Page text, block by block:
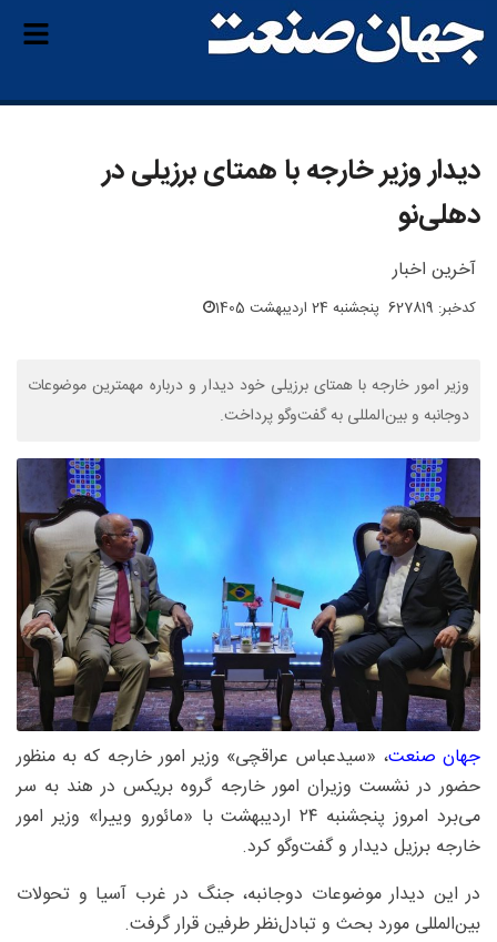
دیدار وزیر خارجه با همتای برزیلی در
دهلی‌نو
آخرین اخبار
کدخبر: 627819 پنجشنبه 24 اردیبهشت 1405
وزیر امور خارجه با همتای برزیلی خود دیدار و درباره مهمترین موضوعات
دوجانبه و بین‌المللی به گفت‌وگو پرداخت.
جهان صنعت، «سیدعباس عراقچی» وزیر امور خارجه که به منظور
حضور در نشست وزیران امور خارجه گروه بریکس در هند به سر
می‌برد امروز پنجشنبه ۲۴ اردیبهشت با «مائورو وییرا» وزیر امور
خارجه برزیل دیدار و گفت‌وگو کرد.
در این دیدار موضوعات دوجانبه، جنگ در غرب آسیا و تحولات
بین‌المللی مورد بحث و تبادل‌نظر طرفین قرار گرفت.